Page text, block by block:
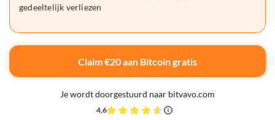
gedeeltelijk verliezen
Claim €20 aan Bitcoin gratis
Je wordt doorgestuurd naar bitvavo.com
4,6